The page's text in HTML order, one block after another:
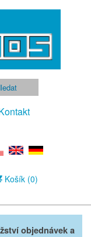
Košík (0)
objednávek a